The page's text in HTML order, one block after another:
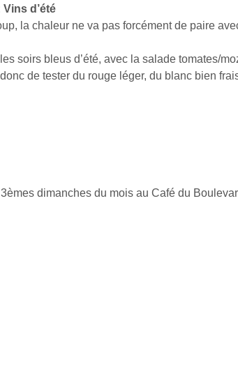
d’été
la chaleur ne va pas forcément de paire
soirs bleus d’été, avec la salade tomates/
de tester du rouge léger, du blanc bien
dimanches du mois au Café du